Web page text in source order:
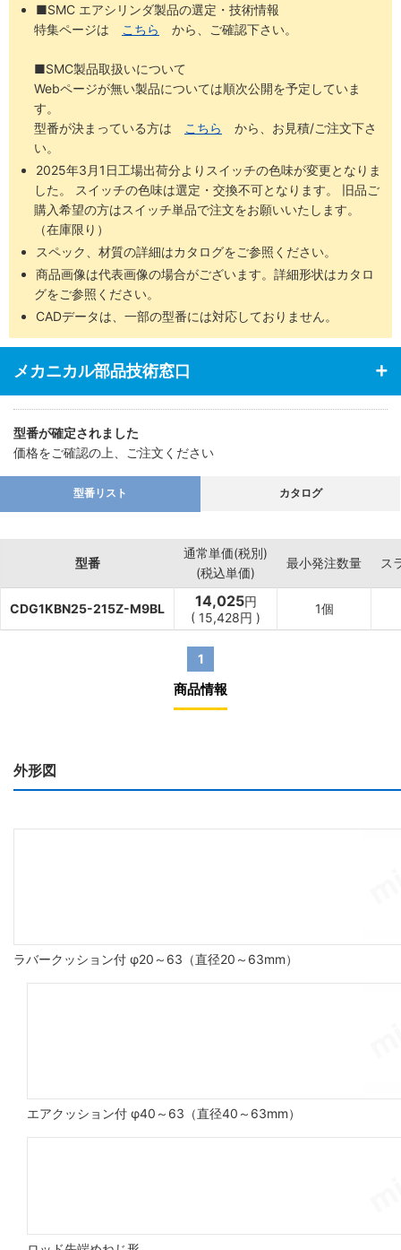
■SMC エアシリンダ製品の選定・技術情報
特集ページは
こちら から、ご確認下さい。
■SMC製品取扱いについて
Webページが無い製品については順次公開を予定していま
す。
型番が決まっている方は
こちら
から、お見積/ご注文下さ
い。
2025年3月1日工場出荷分よりスイッチの色味が変更となりま
した。 スイッチの色味は選定・交換不可となります。 旧品ご
購入希望の方はスイッチ単品で注文をお願いいたします。
（在庫限り）
スペック、材質の詳細はカタログをご参照ください。
商品画像は代表画像の場合がございます。詳細形状はカタロ
グをご参照ください。
CADデータは、一部の型番には対応しておりません。
メカニカル部品技術窓口
型番が確定されました
価格をご確認の上、ご注文ください
型番リスト カタログ
型番
通常単価(税別)
(税込単価)
最小発注数量 ス
CDG1KBN25-215Z-M9BL 14,025円
( 15,428円 )
1個
1
商品情報
外形図
ラバークッション付 φ20～63（直径20～63mm）
エアクッション付 φ40～63（直径40～63mm）